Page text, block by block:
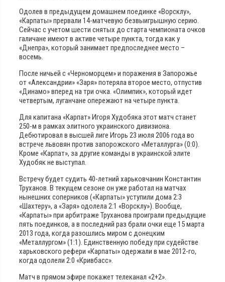
Одолев в предыдущем домашнем поединке «Ворсклу»,
«Карпаты» прервали 14-матчевую безвыигрышную серию.
Сейчас с учетом шести снятых до старта чемпионата очков
галичане имеют в активе четыре пункта, тогда как у
«Днепра», который занимает предпоследнее место –
восемь.
После ничьей с «Черноморцем» и поражения в Запорожье
от «Александрии» «Заря» потеряла второе место, отпустив
«Динамо» вперед на три очка. «Олимпик», который идет
четвертым, луганчане опережают на четыре пункта.
Для капитана «Карпат» Игоря Худобяка этот матч станет
250-м в рамках элитного украинского дивизиона.
Дебютировал в высшей лиге Игорь 23 июля 2006 года во
встрече львовян против запорожского «Металлурга» (0:0).
Кроме «Карпат», за другие команды в украинской элите
Худобяк не выступал.
Встречу будет судить 40-летний харьковчанин Константин
Труханов. В текущем сезоне он уже работал на матчах
нынешних соперников («Карпаты» уступили дома 2:3
«Шахтеру», а «Заря» одолела 2:1 «Ворсклу»). Вообще,
«Карпаты» при арбитраже Труханова проиграли предыдущие
пять поединков, а в последний раз брали очки еще 15 марта
2013 года, когда разошлись миром с донецким
«Металлургом» (1:1). Единственную победу при судействе
харьковского рефери «Карпаты» одержали в мае 2012-го,
когда одолели 2:0 «Кривбасс».
Матч в прямом эфире покажет телеканал «2+2».